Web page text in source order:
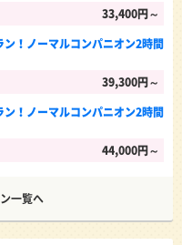
33,400円～
ン！ノーマルコンパニオン2時間
39,300円～
ン！ノーマルコンパニオン2時間
44,000円～
一覧へ